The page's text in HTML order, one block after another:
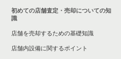
初めての店舗査定・売却についての知
識
店舗を売却するための基礎知識
店舗内設備に関するポイント